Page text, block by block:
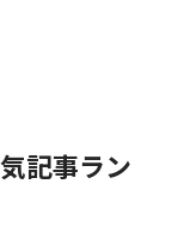
記事ラン